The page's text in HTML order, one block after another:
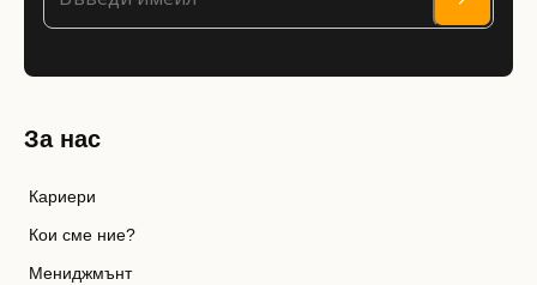
За нас
Кариери
Кои сме ние?
Мениджмънт